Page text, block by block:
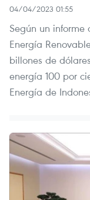
04/04/2023 01:55
Según un
Energía
billones de
energía 100 por
Energía de